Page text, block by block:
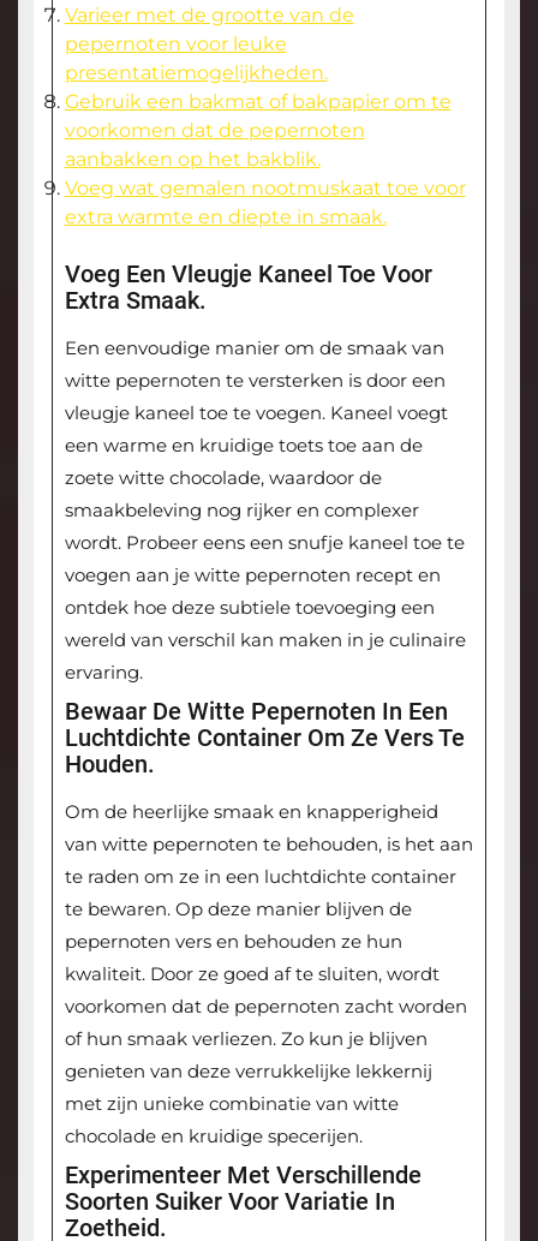
Varieer met de grootte van de
pepernoten voor leuke
presentatiemogelijkheden.
Gebruik een bakmat of bakpapier om te
voorkomen dat de pepernoten
aanbakken op het bakblik.
Voeg wat gemalen nootmuskaat toe voor
extra warmte en diepte in smaak.
Voeg Een Vleugje Kaneel Toe Voor
Extra Smaak.
Een eenvoudige manier om de smaak van
witte pepernoten te versterken is door een
vleugje kaneel toe te voegen. Kaneel voegt
een warme en kruidige toets toe aan de
zoete witte chocolade, waardoor de
smaakbeleving nog rijker en complexer
wordt. Probeer eens een snufje kaneel toe te
voegen aan je witte pepernoten recept en
ontdek hoe deze subtiele toevoeging een
wereld van verschil kan maken in je culinaire
ervaring.
Bewaar De Witte Pepernoten In Een
Luchtdichte Container Om Ze Vers Te
Houden.
Om de heerlijke smaak en knapperigheid
van witte pepernoten te behouden, is het aan
te raden om ze in een luchtdichte container
te bewaren. Op deze manier blijven de
pepernoten vers en behouden ze hun
kwaliteit. Door ze goed af te sluiten, wordt
voorkomen dat de pepernoten zacht worden
of hun smaak verliezen. Zo kun je blijven
genieten van deze verrukkelijke lekkernij
met zijn unieke combinatie van witte
chocolade en kruidige specerijen.
Experimenteer Met Verschillende
Soorten Suiker Voor Variatie In
Zoetheid.